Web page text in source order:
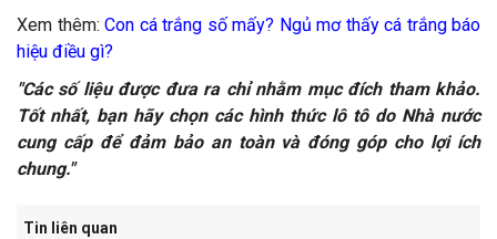
Xem thêm: Con cá trắng số mấy? Ngủ mơ thấy cá trắng báo
hiệu điều gì?
"Các số liệu được đưa ra chỉ nhằm mục đích tham khảo.
Tốt nhất, bạn hãy chọn các hình thức lô tô do Nhà nước
cung cấp để đảm bảo an toàn và đóng góp cho lợi ích
chung."
Tin liên quan